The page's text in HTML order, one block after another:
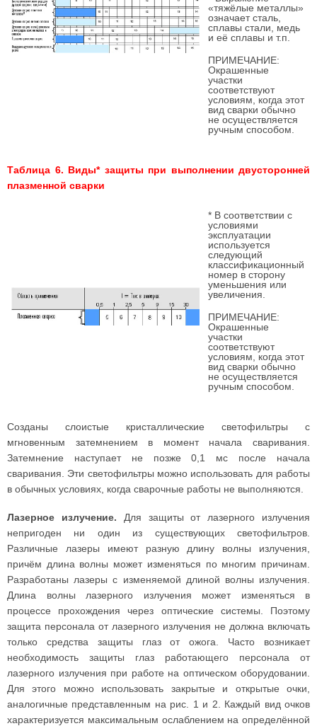
«тяжёлые металлы»
означает сталь,
сплавы стали, медь
и её сплавы и т.п.
ПРИМЕЧАНИЕ:
Окрашенные
участки
соответствуют
условиям, когда этот
вид сварки обычно
не осуществляется
ручным способом.
Таблица 6. Виды* защиты при выполнении двусторонней
плазменной сварки
* В соответствии с
условиями
эксплуатации
используется
следующий
классификационный
номер в сторону
уменьшения или
увеличения.
ПРИМЕЧАНИЕ:
Окрашенные
участки
соответствуют
условиям, когда этот
вид сварки обычно
не осуществляется
ручным способом.
Созданы слоистые кристаллические светофильтры с
мгновенным затемнением в момент начала сваривания.
Затемнение наступает не позже 0,1 мс после начала
сваривания. Эти светофильтры можно использовать для работы
в обычных условиях, когда сварочные работы не выполняются.
Лазерное излучение. Для защиты от лазерного излучения
непригоден ни один из существующих светофильтров.
Различные лазеры имеют разную длину волны излучения,
причём длина волны может изменяться по многим причинам.
Разработаны лазеры с изменяемой длиной волны излучения.
Длина волны лазерного излучения может изменяться в
процессе прохождения через оптические системы. Поэтому
защита персонала от лазерного излучения не должна включать
только средства защиты глаз от ожога. Часто возникает
необходимость защиты глаз работающего персонала от
лазерного излучения при работе на оптическом оборудовании.
Для этого можно использовать закрытые и открытые очки,
аналогичные представленным на рис. 1 и 2. Каждый вид очков
характеризуется максимальным ослаблением на определённой